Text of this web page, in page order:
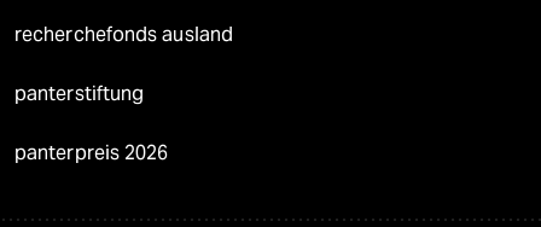
recherchefonds ausland
panterstiftung
panterpreis 2026